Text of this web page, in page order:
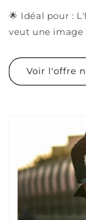
🌟 Idéal pour :
veut une image
Voir l'offre